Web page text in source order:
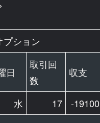
プション
日
取引回
数
収支
水 17
-19100